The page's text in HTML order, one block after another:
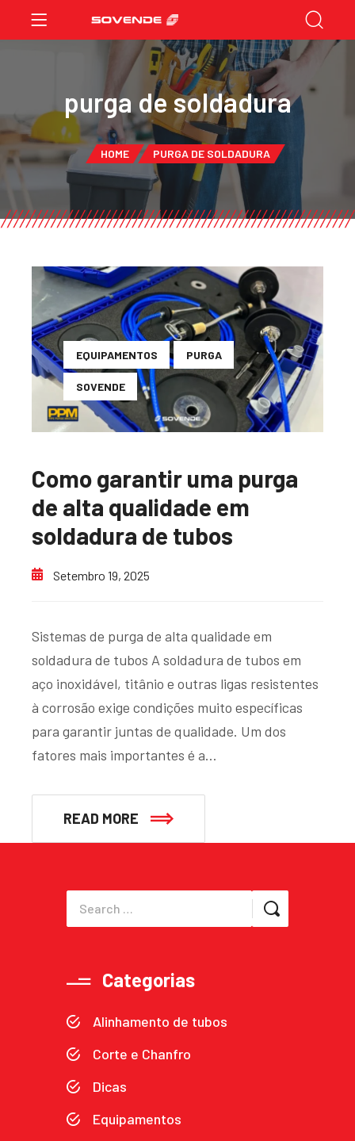
purga de soldadura
HOME PURGA DE SOLDADURA
EQUIPAMENTOS PURGA
SOVENDE
Como garantir uma purga
de alta qualidade em
soldadura de tubos
Setembro 19, 2025
Sistemas de purga de alta qualidade em
soldadura de tubos A soldadura de tubos em
aço inoxidável, titânio e outras ligas resistentes
à corrosão exige condições muito específicas
para garantir juntas de qualidade. Um dos
fatores mais importantes é a…
READ MORE
Categorias
Alinhamento de tubos
Corte e Chanfro
Dicas
Equipamentos